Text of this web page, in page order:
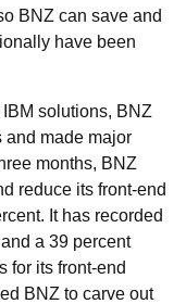
BNZ can save and
have been
solutions, BNZ
and made major
months, BNZ
reduce its front-end
It has recorded
a 39 percent
for its front-end
BNZ to carve out